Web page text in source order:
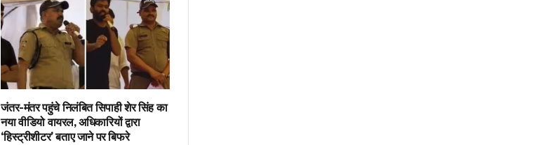
जंतर-मंतर पहुंचे निलंबित सिपाही शेर सिंह का
नया वीडियो वायरल, अधिकारियों द्वारा
‘हिस्ट्रीशीटर’ बताए जाने पर बिफरे